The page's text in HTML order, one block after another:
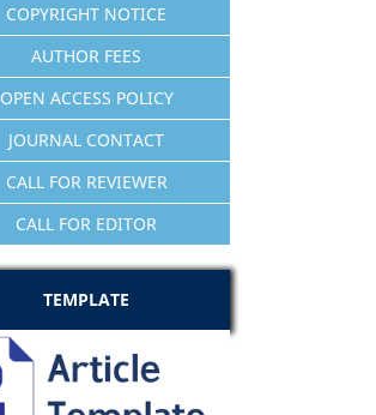
COPYRIGHT NOTICE
AUTHOR FEES
OPEN ACCESS POLICY
JOURNAL CONTACT
CALL FOR REVIEWER
CALL FOR EDITOR
TEMPLATE